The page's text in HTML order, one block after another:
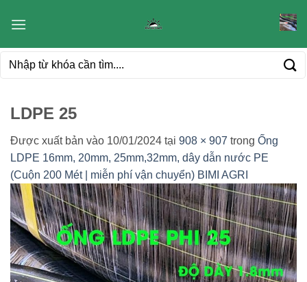
qua
dung
Tìm
LDPE 25
Được xuất bản vào 10/01/2024 tại 908 × 907 trong Ống
LDPE 16mm, 20mm, 25mm,32mm, dây dẫn nước PE
(Cuộn 200 Mét | miễn phí vận chuyển) BIMI AGRI